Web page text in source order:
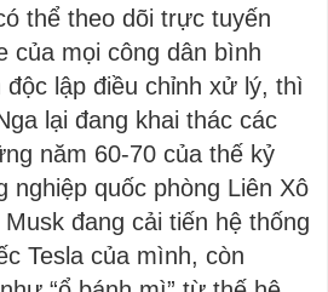
thể theo dõi trực tuyến
của mọi công dân bình
lập điều chỉnh xử lý, thì
lại đang khai thác các
năm 60-70 của thế kỷ
nghiệp quốc phòng Liên Xô
đang cải tiến hệ thống
Tesla của mình, còn